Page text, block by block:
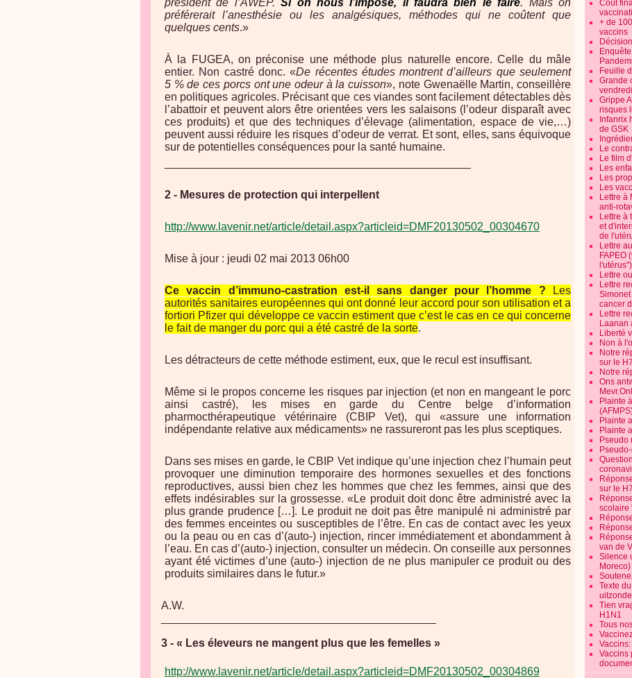
président de l’AWEP.Si on nous l’impose, il faudra bien le faire. Mais on
préférerait l’anesthésie ou les analgésiques, méthodes qui ne coûtent que
quelques cents.»
À la FUGEA, on préconise une méthode plus naturelle encore. Celle du mâle
entier. Non castré donc. «De récentes études montrent d’ailleurs que seulement
5 % de ces porcs ont une odeur à la cuisson», note Gwenaëlle Martin, conseillère
en politiques agricoles. Précisant que ces viandes sont facilement détectables dès
l’abattoir et peuvent alors être orientées vers les salaisons (l’odeur disparaît avec
ces produits) et que des techniques d’élevage (alimentation, espace de vie,…)
peuvent aussi réduire les risques d’odeur de verrat. Et sont, elles, sans équivoque
sur de potentielles conséquences pour la santé humaine.
2 - Mesures de protection qui interpellent
http://www.lavenir.net/article/detail.aspx?articleid=DMF20130502_00304670
Mise à jour : jeudi 02 mai 2013 06h00
Ce vaccin d’immuno-castration est-il sans danger pour l’homme ? Les
autorités sanitaires européennes qui ont donné leur accord pour son utilisation et a
fortiori Pfizer qui développe ce vaccin estiment que c’est le cas en ce qui concerne
le fait de manger du porc qui a été castré de la sorte.
Les détracteurs de cette méthode estiment, eux, que le recul est insuffisant.
Même si le propos concerne les risques par injection (et non en mangeant le porc
ainsi castré), les mises en garde du Centre belge d’information
pharmocthérapeutique vétérinaire (CBIP Vet), qui «assure une information
indépendante relative aux médicaments» ne rassureront pas les plus sceptiques.
Dans ses mises en garde, le CBIP Vet indique qu’une injection chez l’humain peut
provoquer une diminution temporaire des hormones sexuelles et des fonctions
reproductives, aussi bien chez les hommes que chez les femmes, ainsi que des
effets indésirables sur la grossesse. «Le produit doit donc être administré avec la
plus grande prudence […]. Le produit ne doit pas être manipulé ni administré par
des femmes enceintes ou susceptibles de l’être. En cas de contact avec les yeux
ou la peau ou en cas d’(auto-) injection, rincer immédiatement et abondamment à
l’eau. En cas d’(auto-) injection, consulter un médecin. On conseille aux personnes
ayant été victimes d’une (auto-) injection de ne plus manipuler ce produit ou des
produits similaires dans le futur.»
A.W.
3 - « Les éleveurs ne mangent plus que les femelles »
http://www.lavenir.net/article/detail.aspx?articleid=DMF20130502_00304869
Coût
+ de
vaccins
Feuille
Grande
Grippe
risques
Infanrix
de GSK
Le
Le film
Les
Les
Les
Lettre à
anti-
Lettre à
et
de
Lettre
FAPEO
l'utérus")
Lettre
Lettre
cancer
Lettre
Laanan
Liberté
Non à
Notre
sur le
Notre
Ons
Plainte
Plainte
Plainte
Pseudo
sur le
scolaire
van de
Silence
Moreco)
Texte
Tien
H1N1
Tous
Vaccins